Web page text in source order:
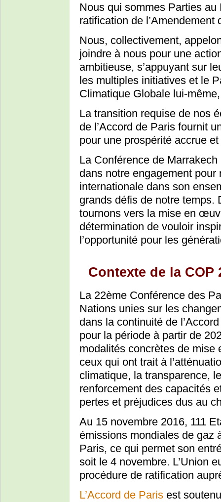
Nous qui sommes Parties
ratification de l’Amendement
Nous, collectivement,
joindre à nous pour une
ambitieuse, s’appuyant sur
les multiples initiatives et le
Climatique Globale lui-
La transition requise de nos
de l’Accord de Paris fournit
pour une prospérité accrue
La Conférence de
dans notre engagement
internationale dans son
grands défis de notre temps.
tournons vers la mise en
détermination de vouloir
l’opportunité pour les
Contexte de la COP
La 22ème Conférence des
Nations unies sur les
dans la continuité de
pour la période à partir de
modalités concrètes de mise
ceux qui ont trait à
climatique, la transparence,
renforcement des capacités
pertes et préjudices dus au
Au 15 novembre 2016, 111
émissions mondiales de gaz
Paris, ce qui permet son
soit le 4 novembre. L’Union
procédure de ratification
L’Accord de Paris est